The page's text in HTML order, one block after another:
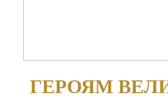
ГЕРОЯМ